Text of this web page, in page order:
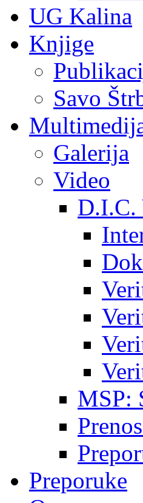
UG Kalina
Knjige
Savo
Galerija
Video
D.I.C.
MSP:
Preporuke